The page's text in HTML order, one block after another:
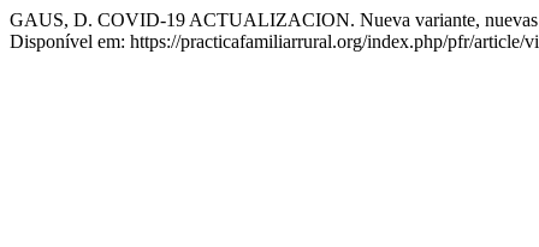
GAUS, D. COVID-19 ACTUALIZACION. Nueva variante, nuevas
Disponível em: https://practicafamiliarrural.org/index.php/pfr/article/